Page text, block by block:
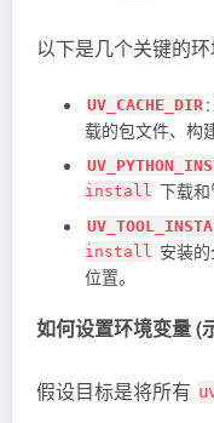
以下是几个关键的环
UV_CACHE_DIR
载的包文件、构
install 下载
install 安装
位置。
如何设置环境变量 (
假设目标是将所有